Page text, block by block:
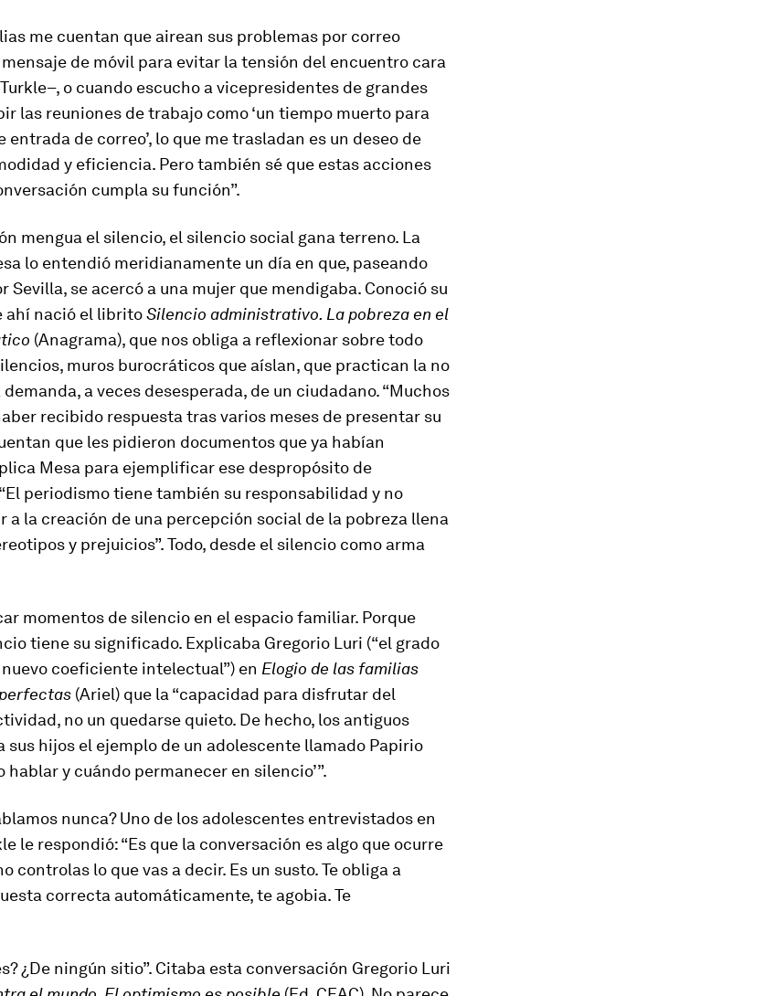
me cuentan que airean sus problemas por correo
de móvil para evitar la tensión del encuentro cara
o cuando escucho a vicepresidentes de grandes
las reuniones de trabajo como ‘un tiempo muerto para
entrada de correo’, lo que me trasladan es un deseo de
y eficiencia. Pero también sé que estas acciones
cumpla su función”.
mengua el silencio, el silencio social gana terreno. La
lo entendió meridianamente un día en que, paseando
Sevilla, se acercó a una mujer que mendigaba. Conoció su
ahí nació el libritoSilencio administrativo. La pobreza en el
(Anagrama), que nos obliga a reflexionar sobre todo
muros burocráticos que aíslan, que practican la no
a veces desesperada, de un ciudadano. “Muchos
recibido respuesta tras varios meses de presentar su
que les pidieron documentos que ya habían
Mesa para ejemplificar ese despropósito de
periodismo tiene también su responsabilidad y no
a la creación de una percepción social de la pobreza llena
y prejuicios”. Todo, desde el silencio como arma
momentos de silencio en el espacio familiar. Porque
tiene su significado. Explicaba Gregorio Luri (“el grado
coeficiente intelectual”) en Elogio de las familias
(Ariel) que la “capacidad para disfrutar del
no un quedarse quieto. De hecho, los antiguos
sus hijos el ejemplo de un adolescente llamado Papirio
hablar y cuándo permanecer en silencio’”.
nunca? Uno de los adolescentes entrevistados en
le respondió: “Es que la conversación es algo que ocurre
controlas lo que vas a decir. Es un susto. Te obliga a
correcta automáticamente, te agobia. Te
¿De ningún sitio”. Citaba esta conversación Gregorio Luri